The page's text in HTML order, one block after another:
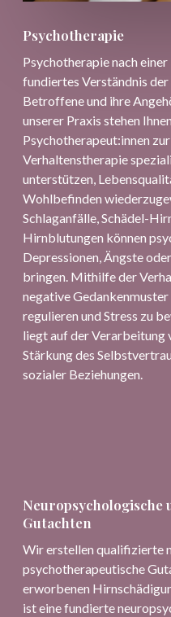
Psychotherapie
Psychotherapie nach
fundiertes Verständnis
Betroffene und ihre
unserer Praxis stehen
Psychotherapeut:innen
Verhaltenstherapie
unterstützen,
Wohlbefinden
Schlaganfälle, Schädel-
Hirnblutungen können
Depressionen, Ängste
bringen. Mithilfe der
negative
regulieren und Stress zu
liegt auf der Verarbeitung
Stärkung des
sozialer Beziehungen.
Neuropsychologische
Gutachten
Wir erstellen qualifizierte
psychotherapeutische
erworbenen
ist eine fundierte